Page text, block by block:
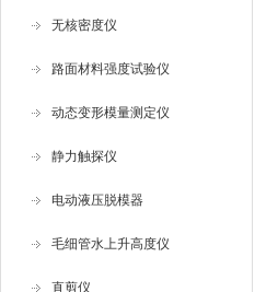
无核密度仪
路面材料强度试验仪
动态变形模量测定仪
静力触探仪
电动液压脱模器
毛细管水上升高度仪
直剪仪